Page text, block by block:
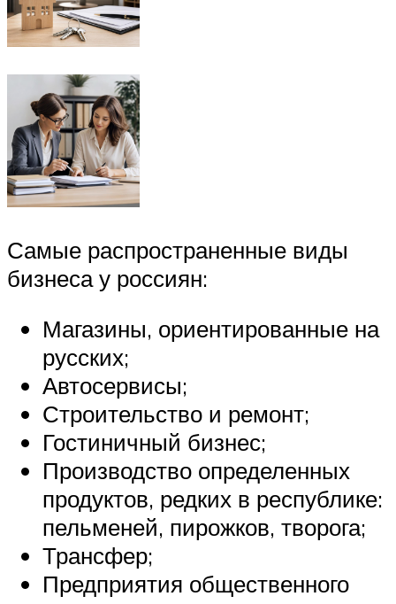
Самые распространенные виды
бизнеса у россиян:
Магазины, ориентированные на
русских;
Автосервисы;
Строительство и ремонт;
Гостиничный бизнес;
Производство определенных
продуктов, редких в республике:
пельменей, пирожков, творога;
Трансфер;
Предприятия общественного